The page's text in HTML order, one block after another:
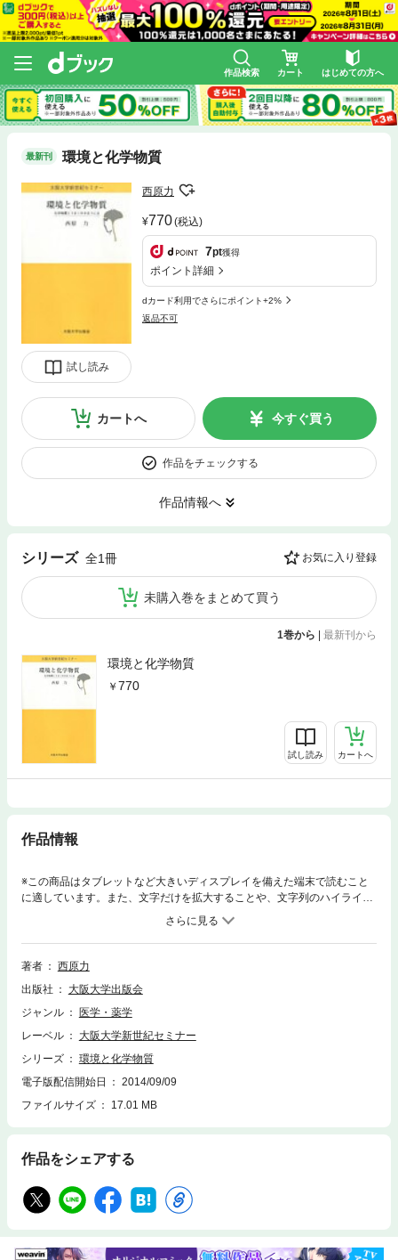
作品検索 カート はじめての方へ
最新刊 環境と化学物質
試し読み
西原力
770(税込)
7pt獲得
ポイント詳細
dカード利用でさらにポイント+2%
返品不可
カートへ 今すぐ買う
作品をチェックする
作品情報へ
シリーズ 全1冊 お気に入り登録
未購入巻をまとめて買う
1巻から 最新刊から
環境と化学物質
770
試し読み カートへ
作品情報
※この商品はタブレットなど大きいディスプレイを備えた端末で読むこと
に適しています。また、文字だけを拡大することや、文字列のハイライ
ト、検索、辞書の参照、引用などの機能が使用できません。環境ホルモ
ン、ダイオキシン、PCBなど化学物質の「くすり」作用と「どく」作用、
環境リスクと健康リスクについて解説。
著者
西原力
出版社
大阪大学出版会
ジャンル
医学・薬学
レーベル
大阪大学新世紀セミナー
シリーズ
環境と化学物質
電子版配信開始日
2014/09/09
ファイルサイズ
17.01 MB
作品をシェアする